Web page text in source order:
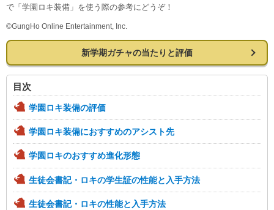
で「学園ロキ装備」を使う際の参考にどうぞ！
©GungHo Online Entertainment, Inc.
新学期ガチャの当たりと評価
目次
学園ロキ装備の評価
学園ロキ装備におすすめのアシスト先
学園ロキのおすすめ進化形態
生徒会書記・ロキの学生証の性能と入手方法
生徒会書記・ロキの性能と入手方法